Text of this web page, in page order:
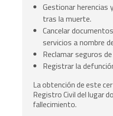
Gestionar herencias
tras la muerte.
Cancelar
servicios a nombre
Reclamar seguros
Registrar la
La obtención de este
Registro Civil del lugar
fallecimiento.